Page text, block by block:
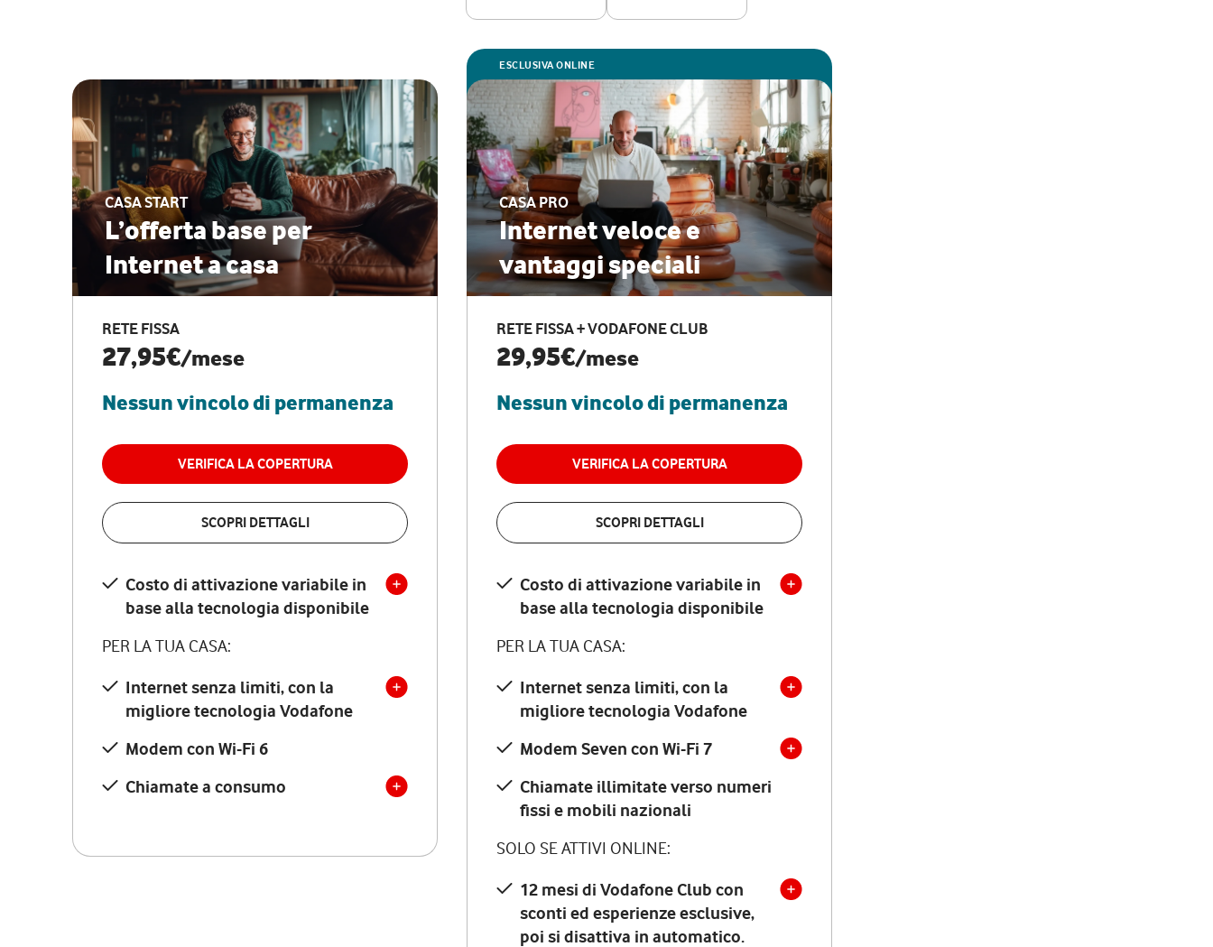
CASA START
L’offerta base per
Internet a casa
RETE FISSA
27,95€/mese
Nessun vincolo di permanenza
VERIFICA LA COPERTURA
SCOPRI DETTAGLI
Costo di attivazione variabile in
base alla tecnologia disponibile
PER LA TUA CASA:
Internet senza limiti, con la
migliore tecnologia Vodafone
Modem con Wi-Fi 6
Chiamate a consumo
ESCLUSIVA ONLINE
CASA PRO
Internet veloce e
vantaggi speciali
RETE FISSA + VODAFONE CLUB
29,95€/mese
Nessun vincolo di permanenza
VERIFICA LA COPERTURA
SCOPRI DETTAGLI
Costo di attivazione variabile in
base alla tecnologia disponibile
PER LA TUA CASA:
Internet senza limiti, con la
migliore tecnologia Vodafone
Modem Seven con Wi-Fi 7
Chiamate illimitate verso numeri
fissi e mobili nazionali
SOLO SE ATTIVI ONLINE:
12 mesi di Vodafone Club con
sconti ed esperienze esclusive,
poi si disattiva in automatico.